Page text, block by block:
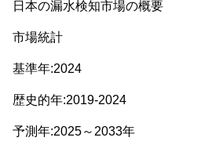
日本の漏水検知市場の概要
市場統計
基準年:2024
歴史的年:2019-2024
予測年:2025～2033年